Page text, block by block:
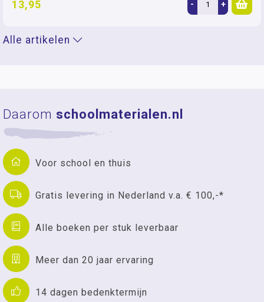
13,95 - +
Alle artikelen
Daarom schoolmaterialen.nl
Voor school en thuis
Gratis levering in Nederland v.a. € 100,-*
Alle boeken per stuk leverbaar
Meer dan 20 jaar ervaring
14 dagen bedenktermijn